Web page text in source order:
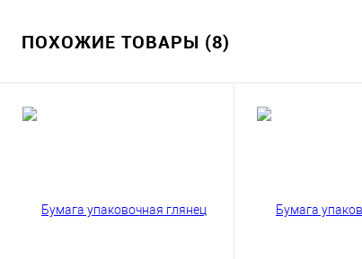
ПОХОЖИЕ ТОВАРЫ (8)